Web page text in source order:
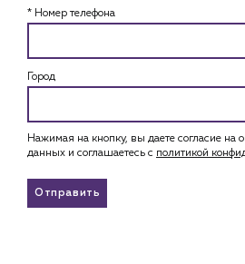
* Номер телефона
Город
Нажимая на кнопку, вы даете согласие на
данных и соглашаетесь c политикой
Отправить